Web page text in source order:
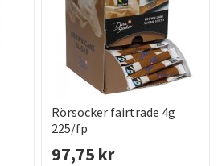
Rörsocker fairtrade 4g
225/fp
97,75 kr